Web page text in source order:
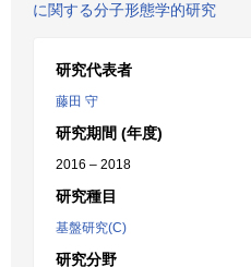
に関する分子形態学的研究
研究代表者
藤田 守
研究期間 (年度)
2016 – 2018
研究種目
基盤研究(C)
研究分野